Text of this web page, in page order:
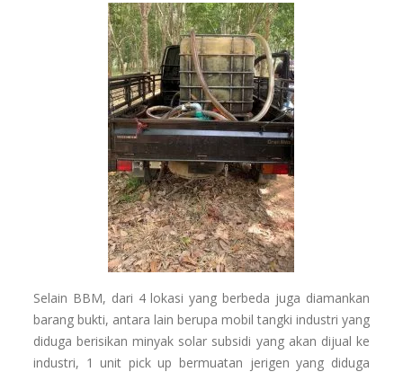
Selain BBM, dari 4 lokasi yang berbeda juga diamankan
barang bukti, antara lain berupa mobil tangki industri yang
diduga berisikan minyak solar subsidi yang akan dijual ke
industri, 1 unit pick up bermuatan jerigen yang diduga